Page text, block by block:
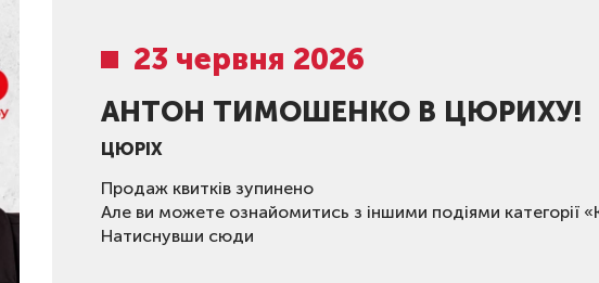
23 червня 2026
АНТОН ТИМОШЕНКО В ЦЮРИХУ!
ЦЮРІХ
Продаж квитків зупинено
Але ви можете ознайомитись з іншими подіями категорії
Натиснувши сюди